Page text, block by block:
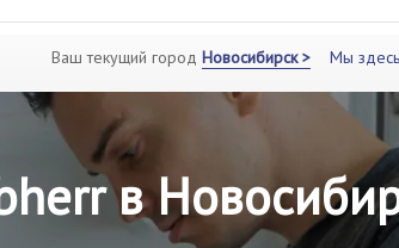
Ваш текущий город Новосибирск > Мы
в